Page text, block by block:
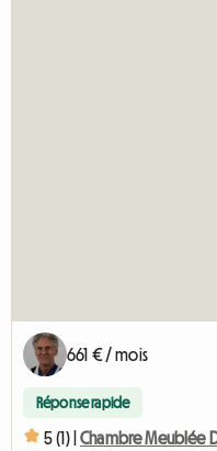
661 € / mois
Réponse rapide
5 (1) | Chambre Meublée